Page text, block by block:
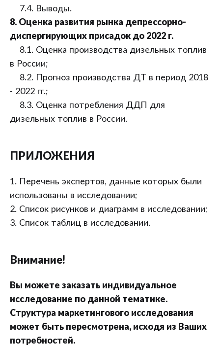
7.4. Выводы.
8. Оценка развития рынка депрессорно-
диспергирующих присадок до 2022 г.
8.1. Оценка производства дизельных топлив
в России;
8.2. Прогноз производства ДТ в период 2018
- 2022 гг.;
8.3. Оценка потребления ДДП для
дизельных топлив в России.
ПРИЛОЖЕНИЯ
1. Перечень экспертов, данные которых были
использованы в исследовании;
2. Список рисунков и диаграмм в исследовании;
3. Список таблиц в исследовании.
Внимание!
Вы можете заказать индивидуальное
исследование по данной тематике.
Структура маркетингового исследования
может быть пересмотрена, исходя из Ваших
потребностей.